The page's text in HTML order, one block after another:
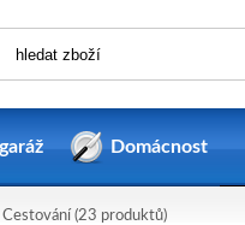
Domácnost
Cestování (23 produktů)